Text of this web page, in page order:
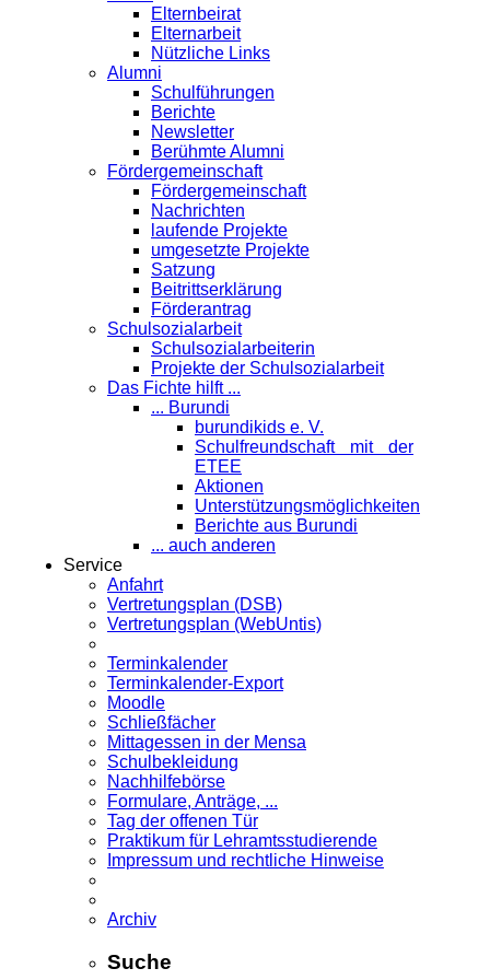
Elternbeirat
Elternarbeit
Nützliche Links
Alumni
Schulführungen
Berichte
Newsletter
Berühmte Alumni
Förder­gemeinschaft
Fördergemeinschaft
Nachrichten
laufende Projekte
umgesetzte Projekte
Satzung
Beitrittserklärung
Förderantrag
Schul­sozialarbeit
Schulsozialarbeiterin
Projekte der Schulsozialarbeit
Das Fichte hilft ...
... Burundi
burundikids e. V.
Schulfreundschaft mit der
ETEE
Aktionen
Unterstützungsmöglichkeiten
Berichte aus Burundi
... auch anderen
Service
Anfahrt
Vertretungsplan (DSB)
Vertretungsplan (WebUntis)
Terminkalender
Terminkalender-Export
Moodle
Schließfächer
Mittagessen in der Mensa
Schulbekleidung
Nachhilfebörse
Formulare, Anträge, ...
Tag der offenen Tür
Praktikum für Lehramts­studierende
Impressum und rechtliche Hinweise
Archiv
Suche